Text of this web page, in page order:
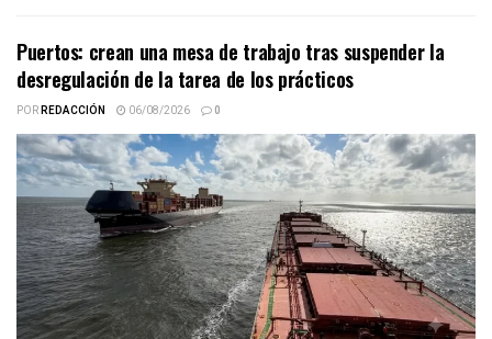
Puertos: crean una mesa de trabajo tras suspender la
desregulación de la tarea de los prácticos
PORREDACCIÓN 06/08/2026 0